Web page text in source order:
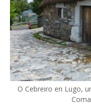
O Cebreiro en Lugo,